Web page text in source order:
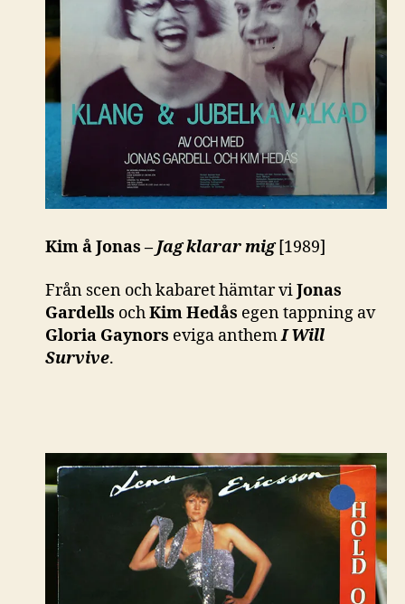
Kim å Jonas – Jag klarar mig[1989]
Från scen och kabaret hämtar viJonas
Gardells ochKim Hedås egen tappning av
Gloria Gaynors eviga anthemI Will
Survive.